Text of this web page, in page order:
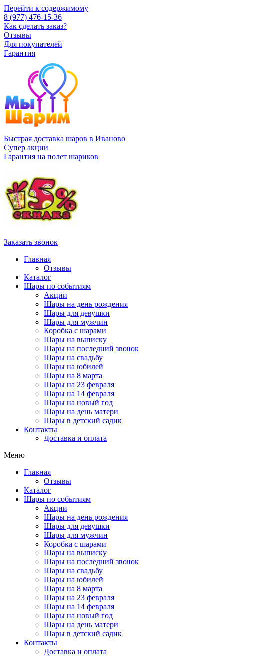
Перейти к содержимому
8 (977) 476-15-36
Как сделать заказ?
Отзывы
Для покупателей
Гарантия
Быстрая доставка шаров в Иваново
Супер акции
Гарантия на полет шариков
Заказать звонок
Главная
Отзывы
Каталог
Шары по событиям
Акции
Шары на день рождения
Шары для девушки
Шары для мужчин
Коробка с шарами
Шары на выписку
Шары на последний звонок
Шары на свадьбу
Шары на юбилей
Шары на 8 марта
Шары на 23 февраля
Шары на 14 февраля
Шары на новый год
Шары на день матери
Шары в детский садик
Контакты
Доставка и оплата
Меню
Главная
Отзывы
Каталог
Шары по событиям
Акции
Шары на день рождения
Шары для девушки
Шары для мужчин
Коробка с шарами
Шары на выписку
Шары на последний звонок
Шары на свадьбу
Шары на юбилей
Шары на 8 марта
Шары на 23 февраля
Шары на 14 февраля
Шары на новый год
Шары на день матери
Шары в детский садик
Контакты
Доставка и оплата